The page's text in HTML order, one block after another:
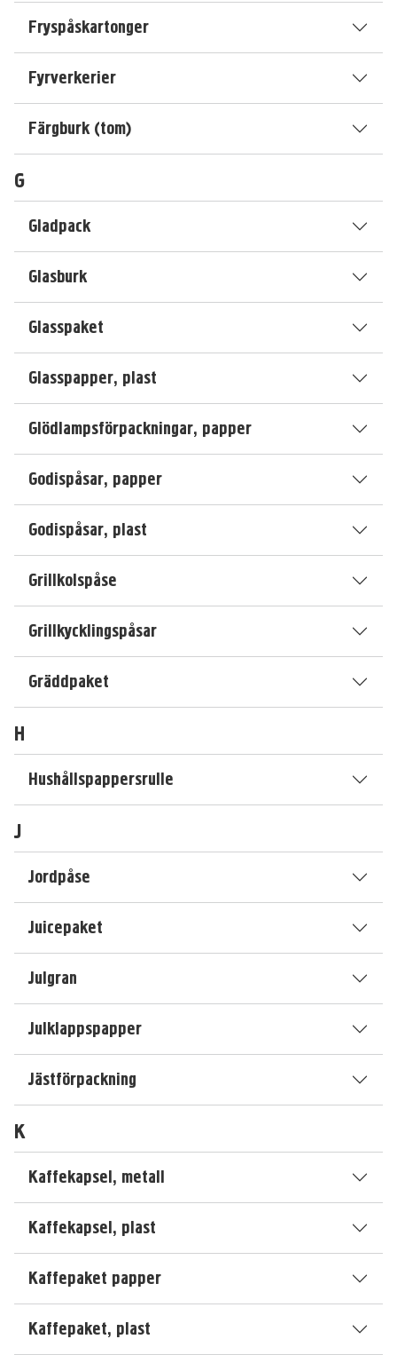
Fryspåskartonger
Fyrverkerier
Färgburk (tom)
G
Gladpack
Glasburk
Glasspaket
Glasspapper, plast
Glödlampsförpackningar, papper
Godispåsar, papper
Godispåsar, plast
Grillkolspåse
Grillkycklingspåsar
Gräddpaket
H
Hushållspappersrulle
J
Jordpåse
Juicepaket
Julgran
Julklappspapper
Jästförpackning
K
Kaffekapsel, metall
Kaffekapsel, plast
Kaffepaket papper
Kaffepaket, plast